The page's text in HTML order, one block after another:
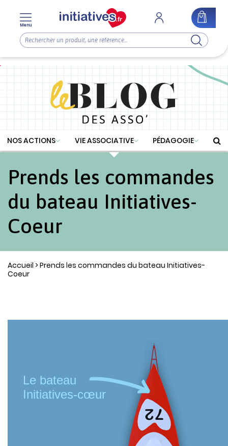
NOS ACTIONS VIE ASSOCIATIVE PÉDAGOGIE
Prends les commandes
du bateau Initiatives-
Coeur
Accueil > Prends les commandes du bateau Initiatives-
Coeur
Le bateau
Initiatives-cœur
Menu